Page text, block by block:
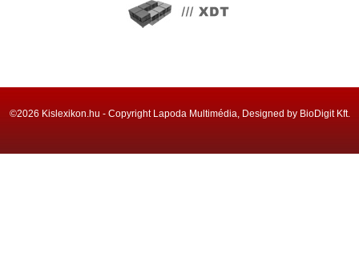
©2026 Kislexikon.hu - Copyright Lapoda Multimédia, Designed by BioDigit Kft.